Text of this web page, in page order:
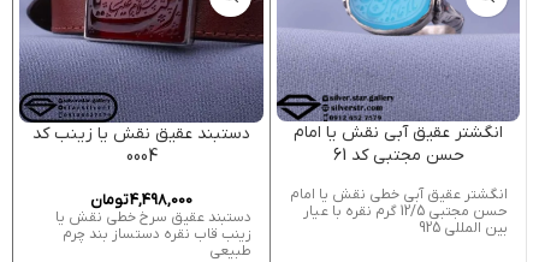
انگشتر عقیق آبی نقش یا امام
حسن مجتبی کد 61
انگشتر عقیق آبی خطی نقش یا امام
حسن مجتبی 12/5 گرم نقره با عیار
بین المللی 925
دستبند عقیق نقش یا زینب کد
0004
4,498,000تومان
دستبند عقیق سرخ خطی نقش یا
زینب قاب نقره دستساز بند چرم
طبیعی